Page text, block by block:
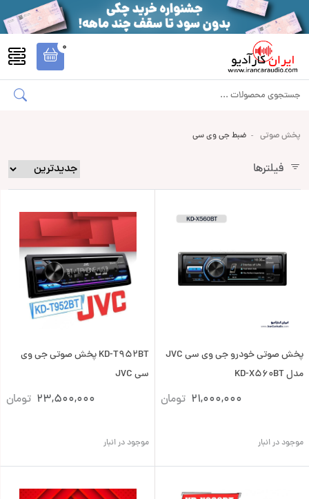
0
پخش صوتی ضبط جی وی سی
فیلترها
پخش صوتی خودرو جی وی سی JVC
مدل KD-X560BT
21,000,000 تومان
موجود در انبار
KD-T952BT پخش صوتی جی وی
سی JVC
23,500,000 تومان
موجود در انبار